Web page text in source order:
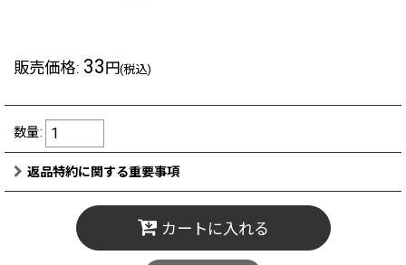
販売価格: 33円(税込)
数量:
返品特約に関する重要事項
カートに入れる